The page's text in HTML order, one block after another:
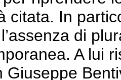
citata. In
di
A lui
Giuseppe